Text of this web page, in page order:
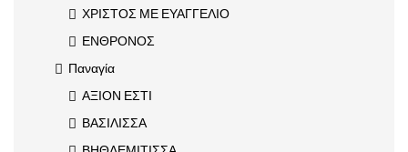
ΧΡΙΣΤΟΣ ΜΕ ΕΥΑΓΓΕΛΙΟ
ΕΝΘΡΟΝΟΣ
Παναγία
ΑΞΙΟΝ ΕΣΤΙ
ΒΑΣΙΛΙΣΣΑ